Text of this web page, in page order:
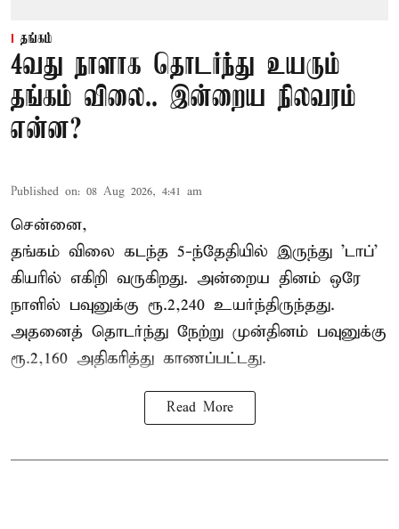
தங்கம்
4வது நாளாக தொடர்ந்து உயரும்
தங்கம் விலை.. இன்றைய நிலவரம்
என்ன?
Published on: 08 Aug 2026, 4:41 am
சென்னை,
தங்கம் விலை கடந்த 5-ந்தேதியில் இருந்து 'டாப்'
கியரில் எகிறி வருகிறது. அன்றைய தினம் ஒரே
நாளில் பவுனுக்கு ரூ.2,240 உயர்ந்திருந்தது.
அதனைத் தொடர்ந்து நேற்று முன்தினம் பவுனுக்கு
ரூ.2,160 அதிகரித்து காணப்பட்டது.
Read More